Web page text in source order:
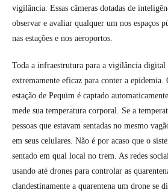
vigilância. Essas câmeras dotadas de
observar e avaliar qualquer um nos espaços
nas estações e nos aeroportos.
Toda a infraestrutura para a vigilância digital
extremamente eficaz para conter a epidemia.
estação de Pequim é captado
mede sua temperatura corporal. Se a
pessoas que estavam sentadas no mesmo
em seus celulares. Não é por acaso que o
sentado em qual local no trem. As redes
usando até drones para controlar as
clandestinamente a quarentena um drone se